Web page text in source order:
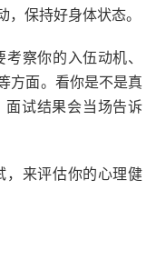
保持好身体状态。
察你的入伍动机、
方面。看你是不是真
面试结果会当场告诉
，来评估你的心理健